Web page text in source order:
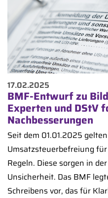
17.02.2025
BMF-Entwurf zu
Experten und DStV
Nachbesserungen
Seit dem 01.01.2025
Umsatzsteuerbefreiung
Regeln. Diese sorgen in
Unsicherheit. Das BMF
Schreibens vor, das für